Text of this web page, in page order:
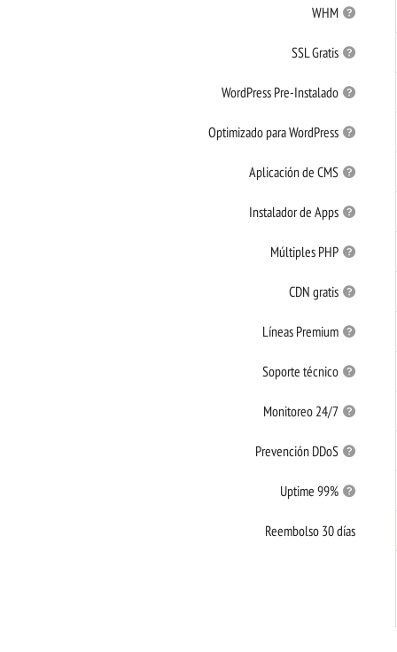
WHM
SSL Gratis
WordPress Pre-Instalado
Optimizado para WordPress
Aplicación de CMS
Instalador de Apps
Múltiples PHP
CDN gratis
Líneas Premium
Soporte técnico
Monitoreo 24/7
Prevención DDoS
Uptime 99%
Reembolso 30 días